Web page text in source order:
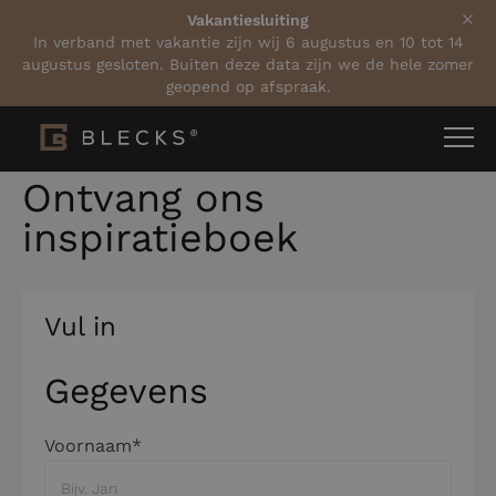
Vakantiesluiting
In verband met vakantie zijn wij 6 augustus en 10 tot 14
augustus gesloten. Buiten deze data zijn we de hele zomer
geopend op afspraak.
Home Inspiratieboek aanvragen
Ontvang ons
inspiratieboek
Vul in
Gegevens
Voornaam*